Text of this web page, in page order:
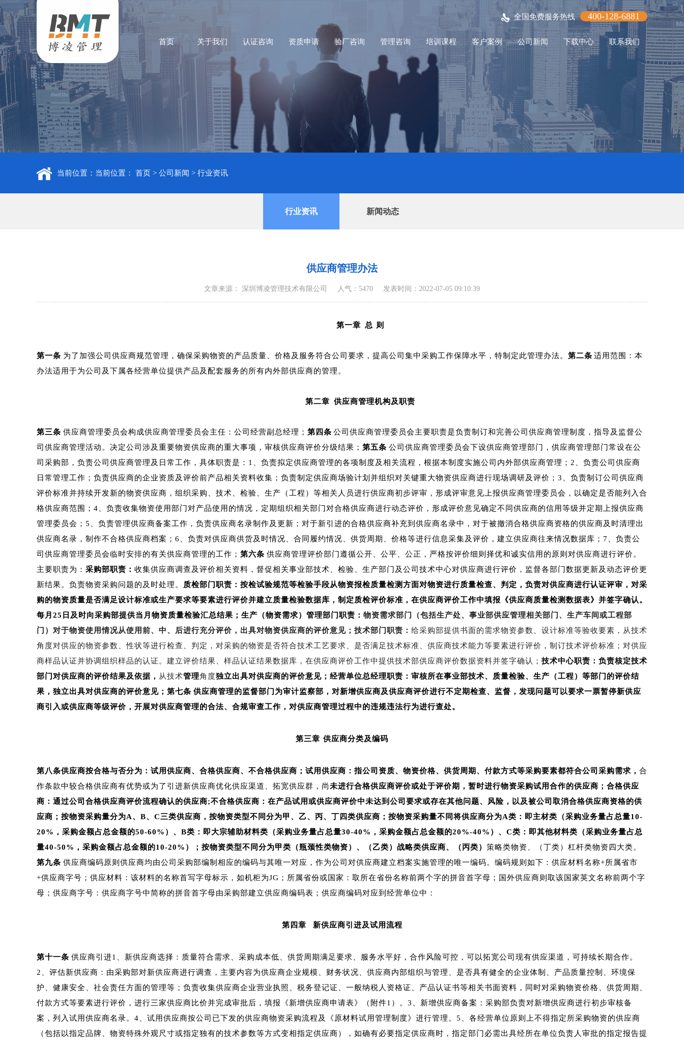
全国免费服务热线 400-128-6881
首页 关于我们 认证咨询 资质申请 验厂咨询 管理咨询 培训课程 客户案例 公司新闻 下载中心 联系我们
当前位置：当前位置： 首页 > 公司新闻 > 行业资讯
行业资讯 新闻动态
供应商管理办法
文章来源： 深圳博凌管理技术有限公司 人气：5470 发表时间：2022-07-05 09:10:39
第一章 总 则
第一条 为了加强公司供应商规范管理，确保采购物资的产品质量、价格及服务符合公司要求，提高公司集中采购工作保障水平，特制定此管理办法。 第二条 适用范围：本
办法适用于为公司及下属各经营单位提供产品及配套服务的所有内外部供应商的管理。
第二章 供应商管理机构及职责
第三条 供应商管理委员会构成供应商管理委员会主任：公司经营副总经理； 第四条 公司供应商管理委员会主要职责是负责制订和完善公司供应商管理制度，指导及监督公
司供应商管理活动。决定公司涉及重要物资供应商的重大事项，审核供应商评价分级结果； 第五条 公司供应商管理委员会下设供应商管理部门，供应商管理部门常设在公
司采购部，负责公司供应商管理及日常工作，具体职责是：1、负责拟定供应商管理的各项制度及相关流程，根据本制度实施公司内外部供应商管理；2、负责公司供应商
日常管理工作；负责供应商的企业资质及评价前产品相关资料收集；负责制定供应商场验计划并组织对关键重大物资供应商进行现场调研及评价；3、负责制订公司供应商
评价标准并持续开发新的物资供应商，组织采购、技术、检验、生产（工程）等相关人员进行供应商初步评审，形成评审意见上报供应商管理委员会，以确定是否能列入合
格供应商范围；4、负责收集物资使用部门对产品使用的情况，定期组织相关部门对合格供应商进行动态评价，形成评价意见确定不同供应商的信用等级并定期上报供应商
管理委员会；5、负责管理供应商备案工作，负责供应商名录制作及更新；对于新引进的合格供应商补充到供应商名录中，对于被撤消合格供应商资格的供应商及时清理出
供应商名录，制作不合格供应商档案；6、负责对供应商供货及时情况、合同履约情况、供货周期、价格等进行信息采集及评价，建立供应商往来情况数据库；7、负责公
司供应商管理委员会临时安排的有关供应商管理的工作； 第六条 供应商管理评价部门遵循公开、公平、公正，严格按评价细则择优和诚实信用的原则对供应商进行评价。
主要职责为： 采购部职责： 收集供应商调查及评价相关资料，督促相关事业部技术、检验、生产部门及公司技术中心对供应商进行评价，监督各部门数据更新及动态评价更
新结果。负责物资采购问题的及时处理。
质检部门职责：按检试验规范等检验手段从物资报检质量检测方面对物资进行质量检查、判定，负责对供应商进行认证评审，对采
购的物资质量是否满足设计标准或生产要求等要素进行评价并建立质量检验数据库，制定质检评价标准，在供应商评价工作中填报《供应商质量检测数据表》并签字确认。
每月25日及时向采购部提供当月物资质量检验汇总结果；生产（物资需求）管理部门职责： 物资需求部门（包括生产处、事业部供应管理相关部门、生产车间或工程部
门）对于物资使用情况从使用前、中、后进行充分评价，出具对物资供应商的评价意见；技术部门职责： 给采购部提供书面的需求物资参数、设计标准等验收要素，从技术
角度对供应的物资参数、性状等进行检查、判定，对采购的物资是否符合技术工艺要求、是否满足技术标准、供应商技术能力等要素进行评价，制订技术评价标准；对供应
商样品认证并协调组织样品的认证。建立评价结果、样品认证结果数据库，在供应商评价工作中提供技术部供应商评价数据资料并签字确认； 技术中心职责：负责核定技术
部门对供应商的评价结果及依据， 从技术管理角度独立出具对供应商的评价意见；经营单位总经理职责：审核所在事业部技术、质量检验、生产（工程）等部门的评价结
果，独立出具对供应商的评价意见；第七条 供应商管理的监督部门为审计监察部，对新增供应商及供应商评价进行不定期检查、监督，发现问题可以要求一票暂停新供应
商引入或供应商等级评价，开展对供应商管理的合法、合规审查工作，对供应商管理过程中的违规违法行为进行查处。
第三章 供应商分类及编码
第八条供应商按合格与否分为：试用供应商、合格供应商、不合格供应商；试用供应商：指公司资质、物资价格、供货周期、付款方式等采购要素都符合公司采购需求， 合
作条款中较合格供应商有优势或为了引进新供应商优化供应渠道、拓宽供应群，尚未进行合格供应商评价或处于评价期，暂时进行物资采购试用合作的供应商；合格供应
商：通过公司合格供应商评价流程确认的供应商;不合格供应商：在产品试用或供应商评价中未达到公司要求或存在其他问题、风险，以及被公司取消合格供应商资格的供
应商；按物资采购量分为A、B、C三类供应商，按物资类型不同分为甲、乙、丙、丁四类供应商；按物资采购量不同将供应商分为A类：即主材类（采购业务量占总量10-
20%，采购金额占总金额的50-60%）、B类：即大宗辅助材料类（采购业务量占总量30-40%，采购金额占总金额的20%-40%）、C类：即其他材料类（采购业务量占总
量40-50%，采购金额占总金额的10-20%）；按物资类型不同分为甲类（瓶颈性类物资）、（乙类）战略类供应商、（丙类） 策略类物资、（丁类）杠杆类物资四大类。
第九条 供应商编码原则供应商均由公司采购部编制相应的编码与其唯一对应，作为公司对供应商建立档案实施管理的唯一编码。编码规则如下：供应材料名称+所属省市
+供应商字号；供应材料：该材料的名称首写字母标示，如机柜为JG；所属省份或国家：取所在省份名称前两个字的拼音首字母；国外供应商则取该国家英文名称前两个字
母；供应商字号：供应商字号中简称的拼音首字母由采购部建立供应商编码表；供应商编码对应到经营单位中：
第四章 新供应商引进及试用流程
第十一条 供应商引进1、新供应商选择：质量符合需求、采购成本低、供货周期满足要求、服务水平好，合作风险可控，可以拓宽公司现有供应渠道，可持续长期合作。
2、评估新供应商：由采购部对新供应商进行调查，主要内容为供应商企业规模、财务状况、供应商内部组织与管理、是否具有健全的企业体制、产品质量控制、环境保
护、健康安全、社会责任方面的管理等；负责收集供应商企业营业执照、税务登记证、一般纳税人资格证、产品认证书等相关书面资料，同时对采购物资价格、供货周期、
付款方式等要素进行评价，进行三家供应商比价并完成审批后，填报《新增供应商申请表》（附件1）。3、新增供应商备案：采购部负责对新增供应商进行初步审核备
案，列入试用供应商名录。4、试用供应商按公司已下发的供应商物资采购流程及《原材料试用管理制度》进行管理。5、各经营单位原则上不得指定所采购物资的供应商
（包括以指定品牌、物资特殊外观尺寸或指定独有的技术参数等方式变相指定供应商），如确有必要指定供应商时，指定部门必需出具经所在单位负责人审批的指定报告提